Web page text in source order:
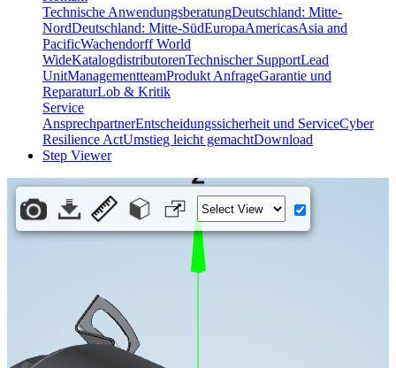
Technische AnwendungsberatungDeutschland: Mitte-
NordDeutschland: Mitte-SüdEuropaAmericasAsia and
PacificWachendorff World
WideKatalogdistributorenTechnischer SupportLead
UnitManagementteamProdukt AnfrageGarantie und
ReparaturLob & Kritik
Service
AnsprechpartnerEntscheidungssicherheit und ServiceCyber
Resilience ActUmstieg leicht gemachtDownload
Step Viewer